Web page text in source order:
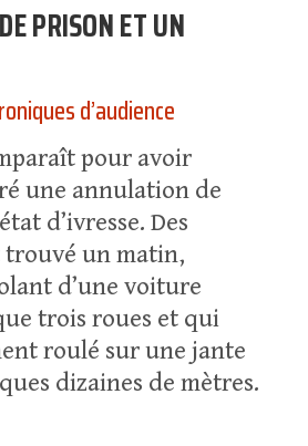
PRISON ET UN
d’audience
pour avoir
une annulation de
d’ivresse. Des
trouvé un matin,
d’une voiture
trois roues et qui
roulé sur une jante
dizaines de mètres.